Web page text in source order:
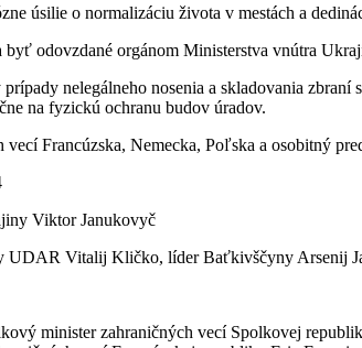
úsilie o normalizáciu života v mestách a
byť odovzdané orgánom Ministerstva vnútra
nelegálneho nosenia a skladovania
na fyzickú ochranu budov úradov.
Francúzska, Nemecka, Poľska a osobitný
Viktor Janukovyč
UDAR Vitalij Kličko, líder Baťkivščyny Arsenij
minister zahraničných vecí Spolkovej